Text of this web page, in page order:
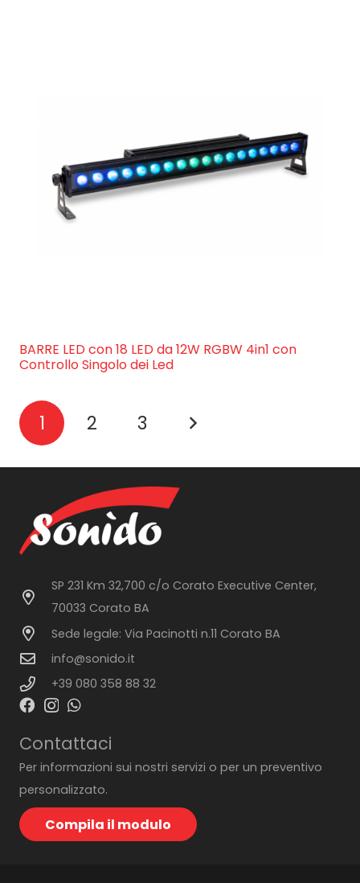
BARRE LED con 18 LED da 12W RGBW 4in1 con
Controllo Singolo dei Led
1 2 3
SP 231 Km 32,700 c/o Corato Executive Center,
70033 Corato BA
Sede legale: Via Pacinotti n.11 Corato BA
info@sonido.it
+39 080 358 88 32
Contattaci
Per informazioni sui nostri servizi o per un preventivo
personalizzato.
Compila il modulo